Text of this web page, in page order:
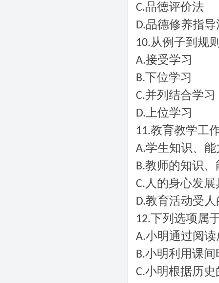
C.品德评价法
D.品德修养指导
10.从例子到规
A.接受学习
B.下位学习
C.并列结合学习
D. 上位学习
11.教育教学工
A.学生知识、
B.教师的知识
C. 人的身心发
D.教育活动受
12.下列选项属
A.小明通过阅
B.小明利用课
C.小明根据历